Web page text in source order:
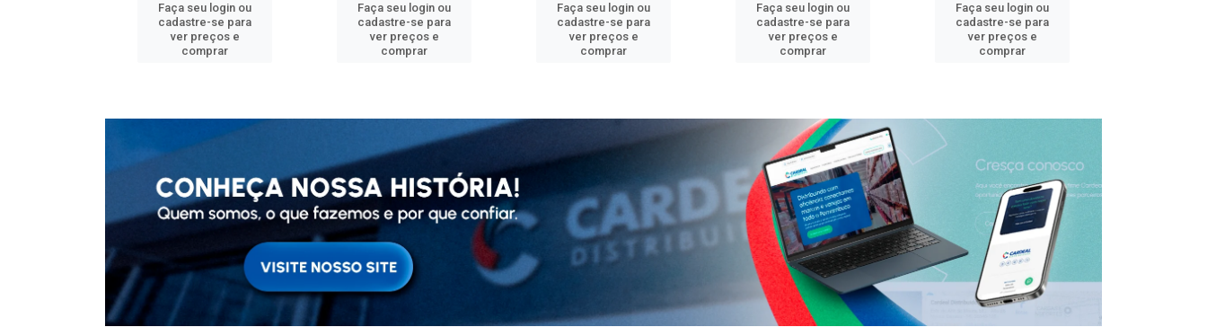
Faça seu login ou
cadastre-se para
ver preços e
comprar
Faça seu login ou
cadastre-se para
ver preços e
comprar
Faça seu login ou
cadastre-se para
ver preços e
comprar
Faça seu login ou
cadastre-se para
ver preços e
comprar
Faça seu login ou
cadastre-se para
ver preços e
comprar